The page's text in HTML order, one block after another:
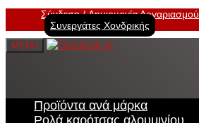
Σύνδεση
Δημιουργία Λογαριασμού
Συνεργάτες Χονδρικής
MENU
Προϊόντα ανά μάρκα
Ρολά καρότσας αλουμινίου